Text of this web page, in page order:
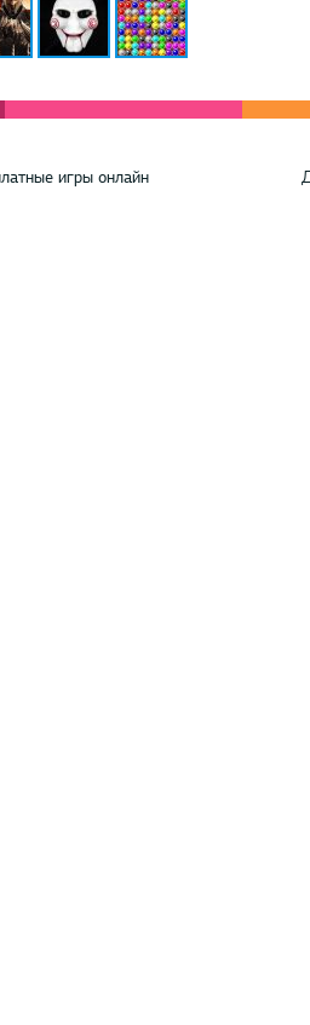
игры онлайн